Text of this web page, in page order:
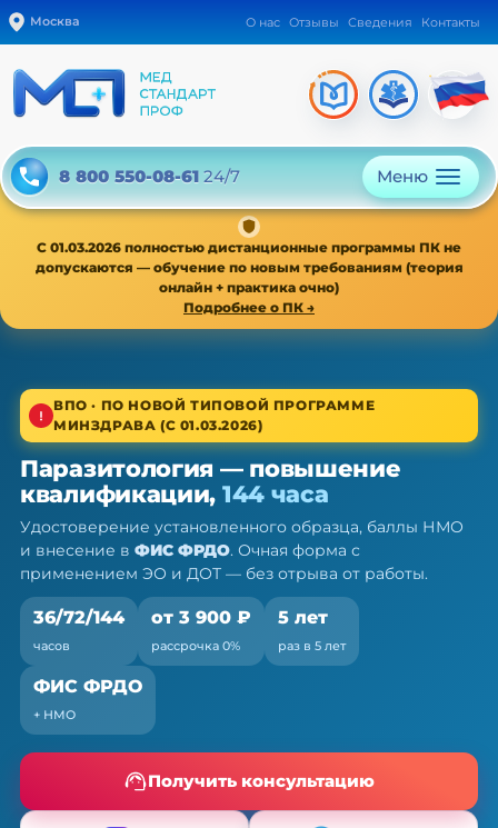
Москва О нас Отзывы Сведения Контакты
8 800 550-08-61 24/7 Меню
С 01.03.2026 полностью дистанционные программы ПК не
допускаются — обучение по новым требованиям (теория
онлайн + практика очно)
Подробнее о ПК →
Высшее звено · новая типовая программа
Паразитология — ПК, 36/72/144 ч
Очно (практика) + теория онлайн, без отрыва от
работы
ВПО · ПО НОВОЙ ТИПОВОЙ ПРОГРАММЕ
МИНЗДРАВА (С 01.03.2026)
Паразитология — повышение
квалификации, 144 часа
Удостоверение установленного образца, баллы НМО
и внесение в ФИС ФРДО. Очная форма с
применением ЭО и ДОТ — без отрыва от работы.
36/72/144
часов
от 3 900 ₽
рассрочка 0%
5 лет
раз в 5 лет
ФИС ФРДО
+ НМО
Получить консультацию